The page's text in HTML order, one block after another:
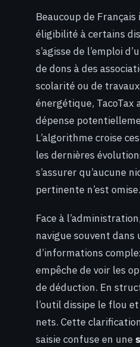
Beaucoup de
éligibilité à certains
s’agisse de l’emploi
de dons à des
scolarité ou de
énergétique, TacoTax
dépense
L’algorithme croise
les dernières
s’assurer qu’aucune
pertinente n’est omise.
Face à
navigue souvent dans
d’informations
empêche de voir les
de déduction. En
l’outil dissipe le flou
nets. Cette
saisie confuse en une